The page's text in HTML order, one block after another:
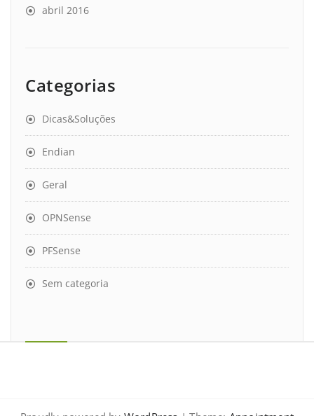
abril 2016
Categorias
Dicas&Soluções
Endian
Geral
OPNSense
PFSense
Sem categoria